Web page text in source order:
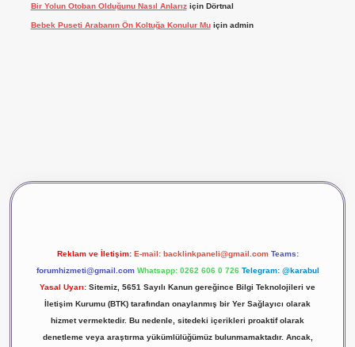
Bir Yolun Otoban Olduğunu Nasıl Anlarıziçin Dörtnal
Bebek Puseti Arabanın Ön Koltuğa Konulur Muiçin admin
Reklam ve İletişim: E-mail: backlinkpaneli@gmail.com Teams:
forumhizmeti@gmail.com Whatsapp: 0262 606 0 726 Telegram: @karabul
Yasal Uyarı: Sitemiz, 5651 Sayılı Kanun gereğince Bilgi Teknolojileri ve
İletişim Kurumu (BTK) tarafından onaylanmış bir Yer Sağlayıcı olarak
hizmet vermektedir. Bu nedenle, sitedeki içerikleri proaktif olarak
denetleme veya araştırma yükümlülüğümüz bulunmamaktadır. Ancak,